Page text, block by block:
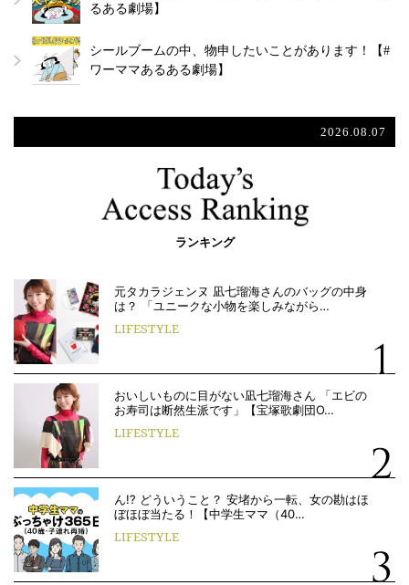
るある劇場】
シールブームの中、物申したいことがあります！【#
ワーママあるある劇場】
2026.08.07
ランキング
元タカラジェンヌ 凪七瑠海さんのバッグの中身
は？ 「ユニークな小物を楽しみながら…
LIFESTYLE
おいしいものに目がない凪七瑠海さん 「エビの
お寿司は断然生派です」【宝塚歌劇団O…
LIFESTYLE
ん!? どういうこと？ 安堵から一転、女の勘はほ
ぼほぼ当たる！【中学生ママ（40…
LIFESTYLE